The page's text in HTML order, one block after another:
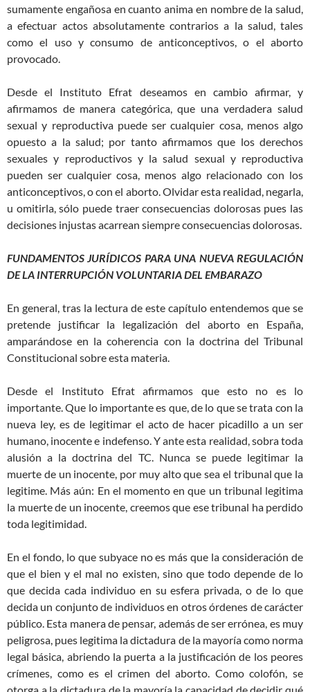
sumamente engañosa en cuanto anima en nombre de la salud,
a efectuar actos absolutamente contrarios a la salud, tales
como el uso y consumo de anticonceptivos, o el aborto
provocado.
Desde el Instituto Efrat deseamos en cambio afirmar, y
afirmamos de manera categórica, que una verdadera salud
sexual y reproductiva puede ser cualquier cosa, menos algo
opuesto a la salud; por tanto afirmamos que los derechos
sexuales y reproductivos y la salud sexual y reproductiva
pueden ser cualquier cosa, menos algo relacionado con los
anticonceptivos, o con el aborto. Olvidar esta realidad, negarla,
u omitirla, sólo puede traer consecuencias dolorosas pues las
decisiones injustas acarrean siempre consecuencias dolorosas.
FUNDAMENTOS JURÍDICOS PARA UNA NUEVA REGULACIÓN
DE LA INTERRUPCIÓN VOLUNTARIA DEL EMBARAZO
En general, tras la lectura de este capítulo entendemos que se
pretende justificar la legalización del aborto en España,
amparándose en la coherencia con la doctrina del Tribunal
Constitucional sobre esta materia.
Desde el Instituto Efrat afirmamos que esto no es lo
importante. Que lo importante es que, de lo que se trata con la
nueva ley, es de legitimar el acto de hacer picadillo a un ser
humano, inocente e indefenso. Y ante esta realidad, sobra toda
alusión a la doctrina del TC. Nunca se puede legitimar la
muerte de un inocente, por muy alto que sea el tribunal que la
legitime. Más aún: En el momento en que un tribunal legitima
la muerte de un inocente, creemos que ese tribunal ha perdido
toda legitimidad.
En el fondo, lo que subyace no es más que la consideración de
que el bien y el mal no existen, sino que todo depende de lo
que decida cada individuo en su esfera privada, o de lo que
decida un conjunto de individuos en otros órdenes de carácter
público. Esta manera de pensar, además de ser errónea, es muy
peligrosa, pues legitima la dictadura de la mayoría como norma
legal básica, abriendo la puerta a la justificación de los peores
crímenes, como es el crimen del aborto. Como colofón, se
otorga a la dictadura de la mayoría la capacidad de decidir qué